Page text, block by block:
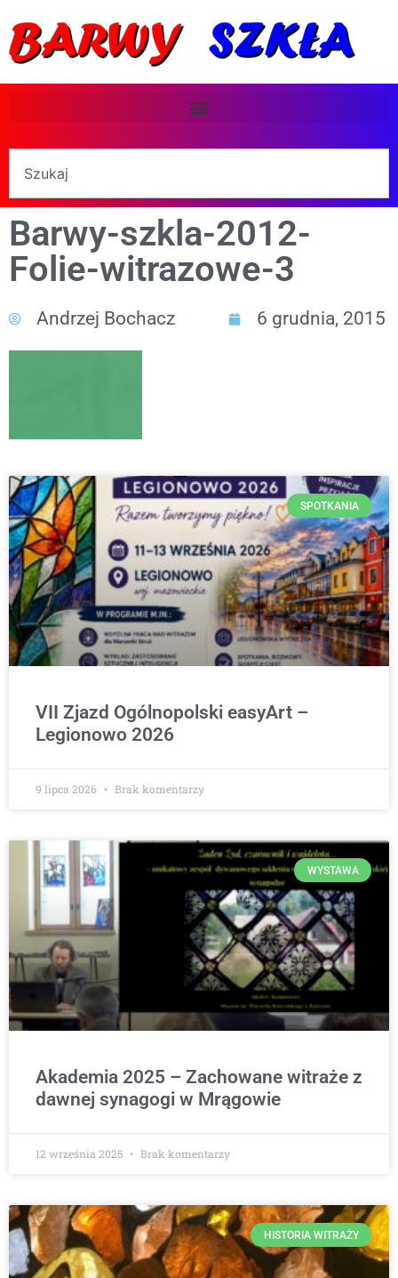
Barwy-szkla-2012-
Folie-witrazowe-3
Andrzej Bochacz 6 grudnia, 2015
SPOTKANIA
VII Zjazd Ogólnopolski easyArt –
Legionowo 2026
9 lipca 2026 Brak komentarzy
WYSTAWA
Akademia 2025 – Zachowane witraże z
dawnej synagogi w Mrągowie
12 września 2025 Brak komentarzy
HISTORIA WITRAŻY